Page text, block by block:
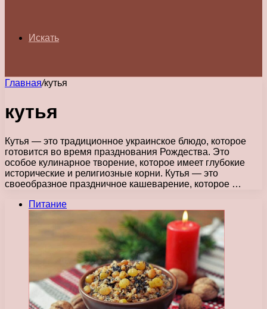
Искать
Главная/кутья
кутья
Кутья — это традиционное украинское блюдо, которое
готовится во время празднования Рождества. Это
особое кулинарное творение, которое имеет глубокие
исторические и религиозные корни. Кутья — это
своеобразное праздничное кашеварение, которое …
Питание